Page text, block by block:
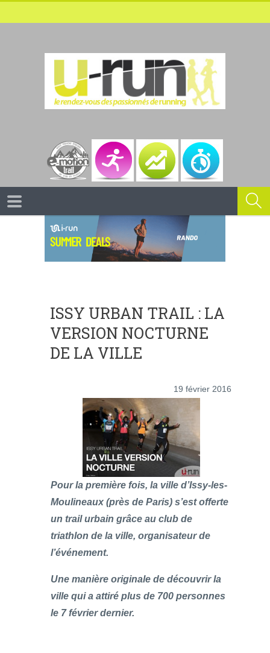
ISSY URBAN TRAIL : LA
VERSION NOCTURNE
DE LA VILLE
19 février 2016
Pour la première fois, la ville d’Issy-les-
Moulineaux (près de Paris) s’est offerte
un trail urbain grâce au club de
triathlon de la ville, organisateur de
l’événement.
Une manière originale de découvrir la
ville qui a attiré plus de 700 personnes
le 7 février dernier.